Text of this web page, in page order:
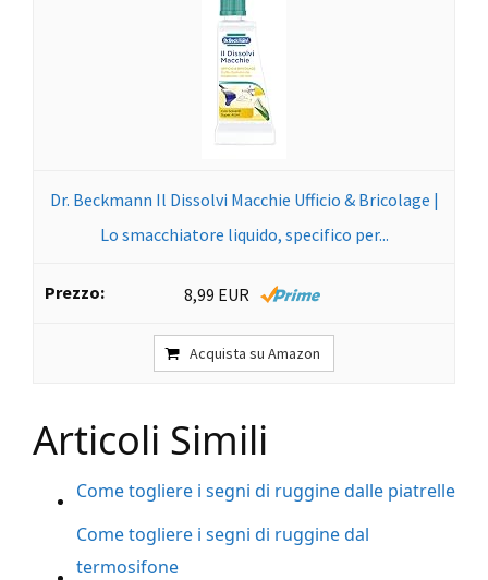
Dr. Beckmann Il Dissolvi Macchie Ufficio & Bricolage |
Lo smacchiatore liquido, specifico per...
8,99 EUR
Acquista su Amazon
Articoli Simili
Come togliere i segni di ruggine dalle piatrelle
Come togliere i segni di ruggine dal
termosifone